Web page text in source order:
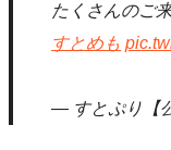
たくさんのご
すとめも
— すとぷり【